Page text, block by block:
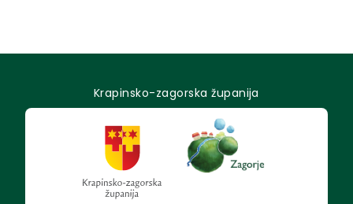
Krapinsko-zagorska županija